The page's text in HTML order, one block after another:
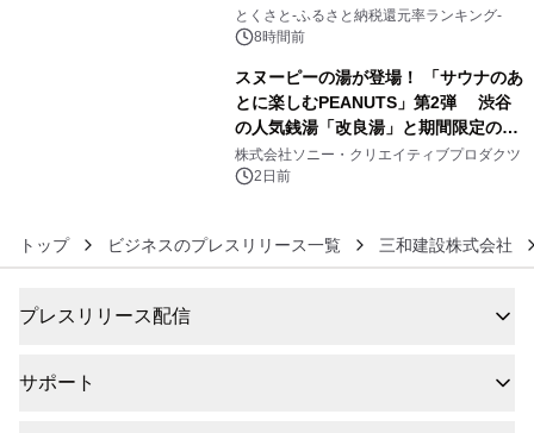
とくさと-ふるさと納税還元率ランキング-
8時間前
スヌーピーの湯が登場！ 「サウナのあ
とに楽しむPEANUTS」第2弾 渋谷
の人気銭湯「改良湯」と期間限定のコ
ラボレーション サウナイキタイコラ
ボグッズも発売決定！
株式会社ソニー・クリエイティブプロダクツ
2日前
トップ ビジネスのプレスリリース一覧 三和建設株式会社
プレスリリース配信
サポート